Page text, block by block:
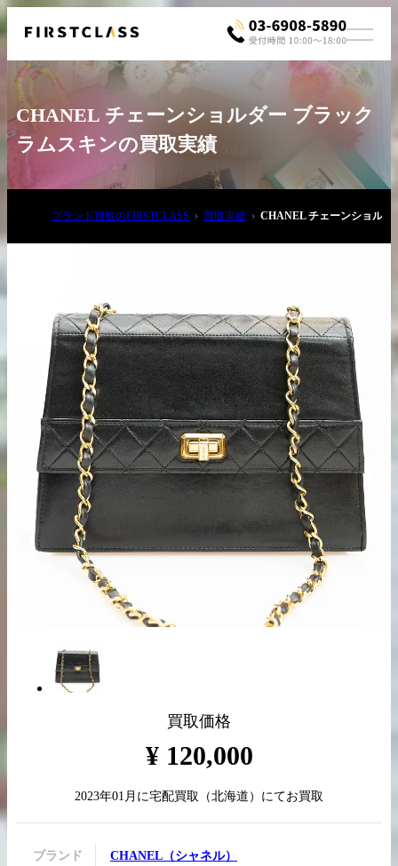
出張買取の
お申込み
宅配買取の
お申込み
LINE査定
CHANEL チェーンショルダー ブラック
ラムスキンの買取実績
ブランド買取のFIRSTCLASS 買取実績 CHANEL チェーンショルダ
買取価格
¥ 120,000
2023年01月 に宅配買取 （北海道 ）にてお買取
ブランド CHANEL （シャネル）